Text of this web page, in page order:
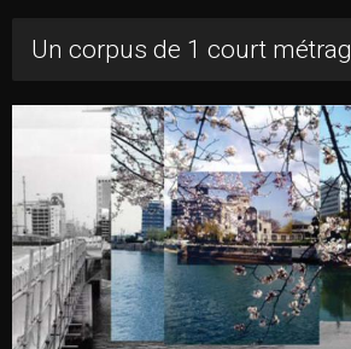
Un corpus de 1 court